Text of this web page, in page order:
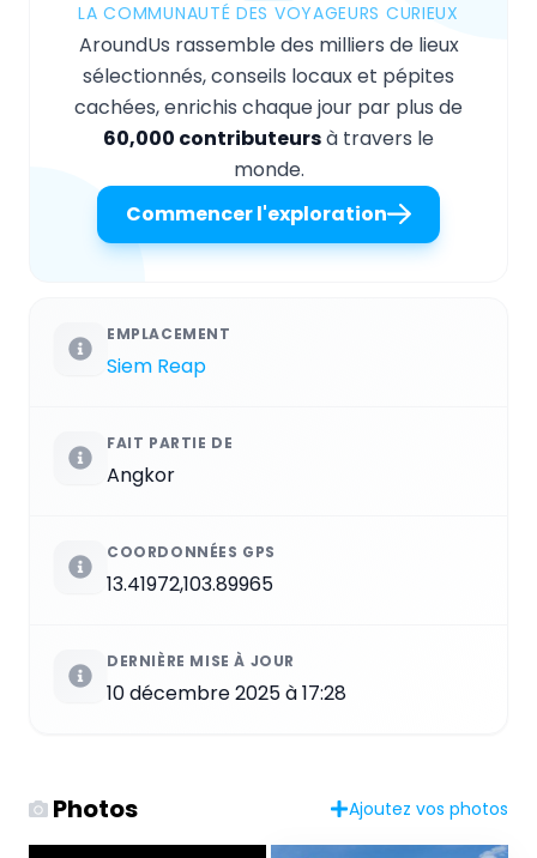
LA COMMUNAUTÉ DES VOYAGEURS CURIEUX
AroundUs rassemble des milliers de lieux
sélectionnés, conseils locaux et pépites
cachées, enrichis chaque jour par plus de
60,000 contributeursà travers le
monde.
Commencer l'exploration
EMPLACEMENT
Siem Reap
FAIT PARTIE DE
Angkor
COORDONNÉES GPS
13.41972,103.89965
DERNIÈRE MISE À JOUR
10 décembre 2025 à 17:28
Photos Ajoutez vos photos